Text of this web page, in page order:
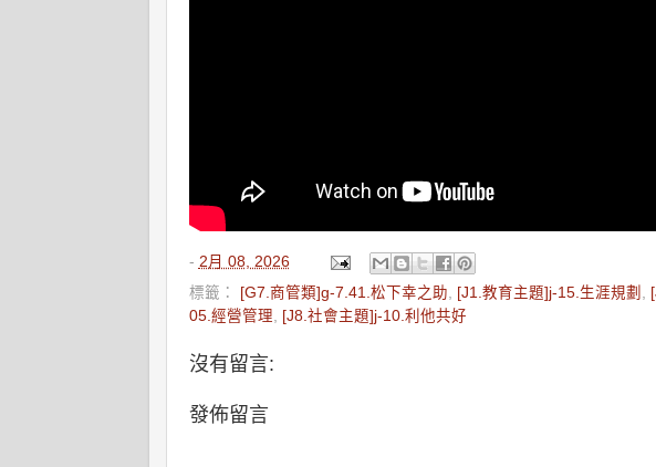
- 2月 08, 2026
標籤： [G7.商管類]g-7.41.松下幸之助 [J1.教育主題]j-15.生涯規劃
05.經營管理
[J8.社會主題]j-10.利他共好
沒有留言:
發佈留言